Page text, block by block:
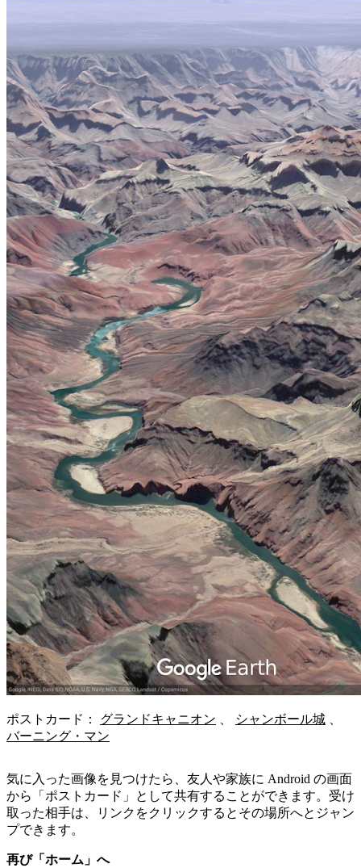
ポストカード： グランドキャニオン シャンボール城
バーニング・マン
気に入った画像を見つけたら、友人や家族に Android の画面
から「ポストカード」として共有することができます。受け
取った相手は、リンクをクリックするとその場所へとジャン
プできます。
再び「ホーム」へ